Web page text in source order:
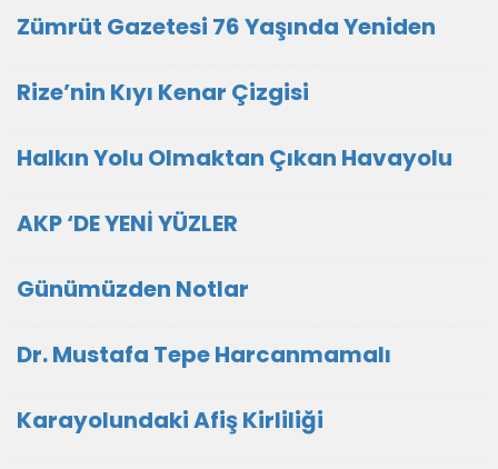
Zümrüt Gazetesi 76 Yaşında Yeniden
Rize’nin Kıyı Kenar Çizgisi
Halkın Yolu Olmaktan Çıkan Havayolu
AKP ‘DE YENİ YÜZLER
Günümüzden Notlar
Dr. Mustafa Tepe Harcanmamalı
Karayolundaki Afiş Kirliliği